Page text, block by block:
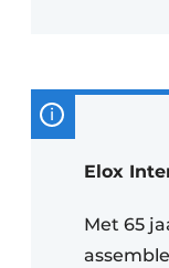
Elox
Met 65